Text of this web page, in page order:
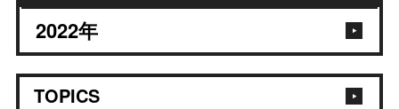
2022年
TOPICS